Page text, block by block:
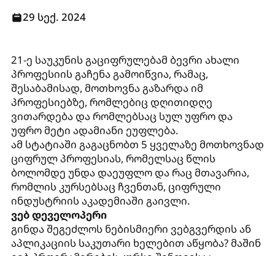
29 სექ. 2024
21-ე საუკუნის გაციფრულებამ ბევრი ახალი
პროფესიის გაჩენა გამოიწვია, რამაც,
შესაბამისად, მოთხოვნა გაზარდა იმ
პროფესიებზე, რომლებიც დღითიდღე
ვითარდება და რომლებსაც სულ უფრო და
უფრო მეტი ადამიანი ეუფლება.
ამ სტატიაში გაგაცნობთ 5 ყველაზე მოთხოვნად
ციფრულ პროფესიას, რომელსაც წლის
ბოლომდე უნდა დაეუფლო და რაც მთავარია,
რომლის კურსებსაც ჩვენთან, ციფრული
ინდუსტრიის აკადემიაში გაივლი.
ვებ დეველოპერი
გინდა შეგეძლოს ნებისმიერი ვებგვერდის ან
აპლიკაციის საკუთარი ხელებით აწყობა? მაშინ